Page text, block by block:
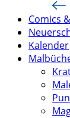
Comics
Kalender